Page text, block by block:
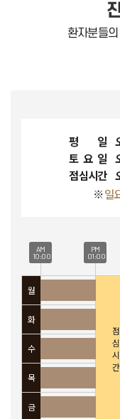
환자분들
평 일
토 요 일
점 심 시 간
※일
AM
10:00
PM
01:00
월
점
심
시
간
화
수
목
금